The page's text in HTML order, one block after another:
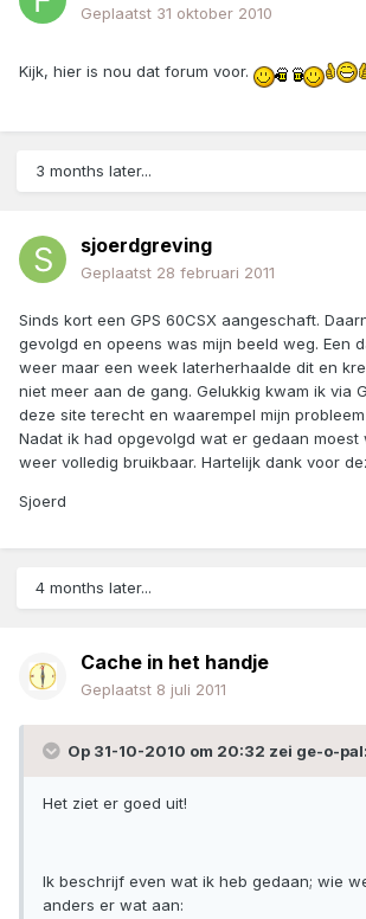
Geplaatst 31 oktober 2010
Kijk, hier is nou dat forum voor.
3 months later...
sjoerdgreving
Geplaatst 28 februari 2011
Sinds kort een GPS 60CSX aangeschaft.
gevolgd en opeens was mijn beeld weg. Een
weer maar een week laterherhaalde dit en
niet meer aan de gang. Gelukkig kwam ik via
deze site terecht en waarempel mijn
Nadat ik had opgevolgd wat er gedaan moest
weer volledig bruikbaar. Hartelijk dank voor
Sjoerd
4 months later...
Cache in het handje
Geplaatst 8 juli 2011
Op 31-10-2010 om 20:32 zei ge-o-pal:
Het ziet er goed uit!
Ik beschrijf even wat ik heb gedaan; wie
anders er wat aan: